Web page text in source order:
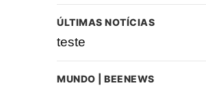
ÚLTIMAS NOTÍCIAS
teste
MUNDO | BEENEWS